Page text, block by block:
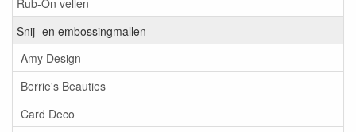
Snij- en embossingmallen
Amy Design
Berrie's Beauties
Card Deco